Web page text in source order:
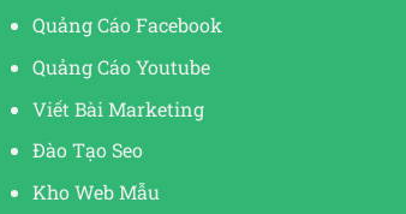
Quảng Cáo Facebook
Quảng Cáo Youtube
Viết Bài Marketing
Đào Tạo Seo
Kho Web Mẫu